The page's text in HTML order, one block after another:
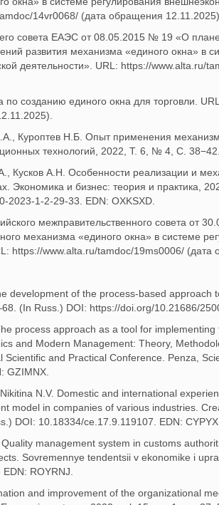
14vr0068/ (дата обращения
совета ЕАЭС от 08.05.2015 № 19 «О
развития механизма «единого окна» в
деятельности». URL: https://www.alta.ru/
по созданию единого окна для торговли.
Куроптев Н.Б. Опыт применения
технологий, 2022, Т. 6, № 4, С.
Кусков А.Н. Особенности реализации и
Экономика и бизнес: теория и практика,
2023-1-2-29-33. EDN: OXKSXD.
межправительственного совета от
механизма «единого окна» в системе
https://www.alta.ru/tamdoc/19ms0006/
development of the process-based approach
(In Russ.) DOI: https://doi.org/10.21686/
process approach as a tool for
and Modern Management: Theory,
Scientific and Practical Conference. Penza,
GZIMNX.
N.V. Domestic and international
model in companies of various industries.
DOI: 10.18334/ce.17.9.119107. EDN:
management system in customs
Sovremennye tendentsii v ekonomike i
ROYRNJ.
and improvement of the organizational